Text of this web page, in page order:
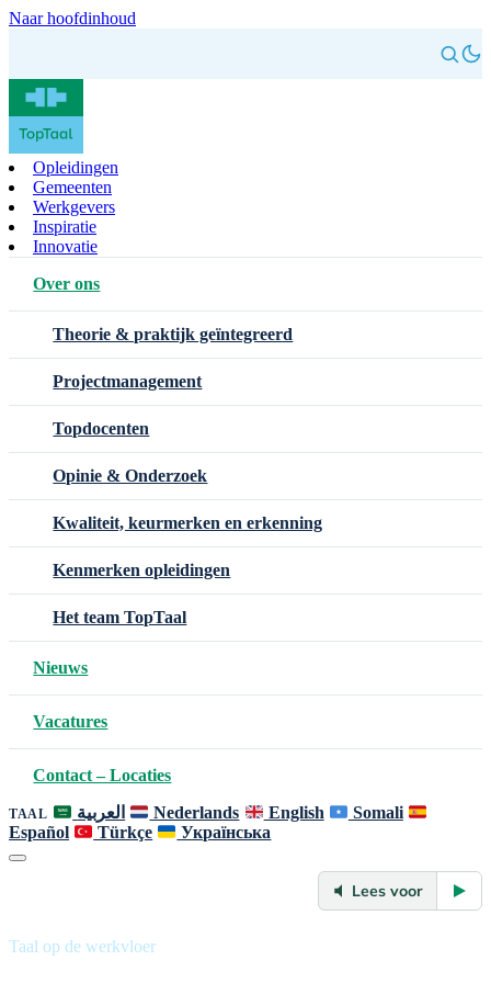
Naar hoofdinhoud
Opleidingen
Gemeenten
Werkgevers
Inspiratie
Innovatie
Over ons
Theorie & praktijk geïntegreerd
Projectmanagement
Topdocenten
Opinie & Onderzoek
Kwaliteit, keurmerken en erkenning
Kenmerken opleidingen
Het team TopTaal
Nieuws
Vacatures
Contact – Locaties
TAAL العربية Nederlands English
Somali
Español
Türkçe Українська
Lees voor
Taal op de werkvloer